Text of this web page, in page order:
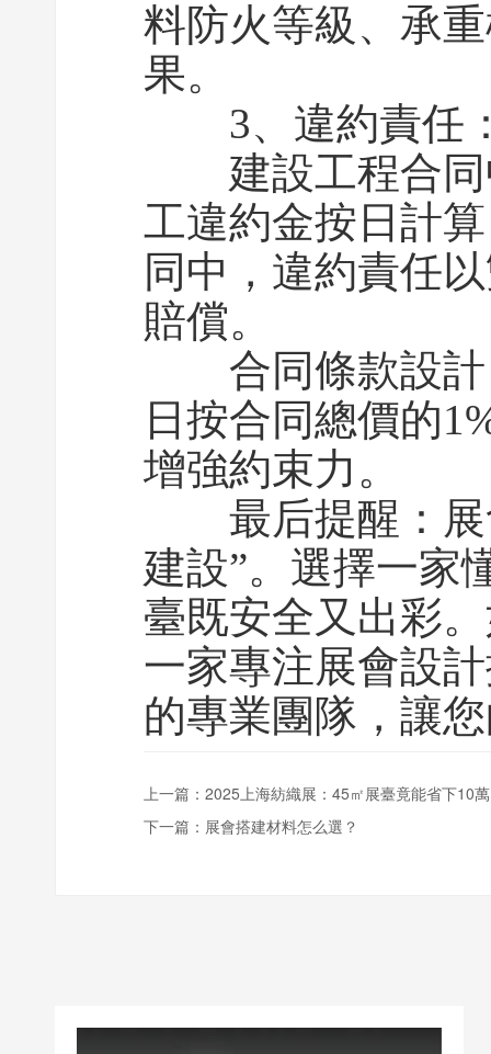
料防火等級、承
果。
3、違約責任：
建設工程合同
工違約金按日計
同中，違約責任
賠償。
合同條款設計
日按合同總價的
增強約束力。
最后提醒：展
建設”。選擇一家
臺既安全又出彩
一家專注展會設
的專業團隊，讓
上一篇： 2025上海紡織展：45㎡展臺竟能省下10
下一篇： 展會搭建材料怎么選？